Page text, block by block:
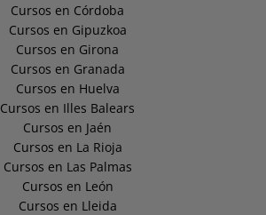
Cursos en Córdoba
Cursos en Gipuzkoa
Cursos en Girona
Cursos en Granada
Cursos en Huelva
Cursos en Illes Balears
Cursos en Jaén
Cursos en La Rioja
Cursos en Las Palmas
Cursos en León
Cursos en Lleida